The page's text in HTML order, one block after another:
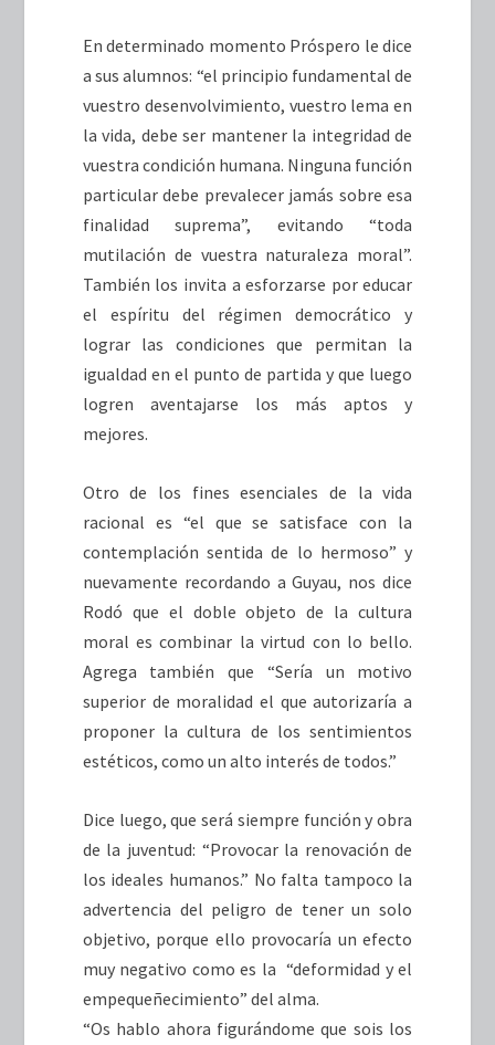
En determinado momento Próspero le dice
a sus alumnos: “el principio fundamental de
vuestro desenvolvimiento, vuestro lema en
la vida, debe ser mantener la integridad de
vuestra condición humana. Ninguna función
particular debe prevalecer jamás sobre esa
finalidad suprema”, evitando “toda
mutilación de vuestra naturaleza moral”.
También los invita a esforzarse por educar
el espíritu del régimen democrático y
lograr las condiciones que permitan la
igualdad en el punto de partida y que luego
logren aventajarse los más aptos y
mejores.
Otro de los fines esenciales de la vida
racional es “el que se satisface con la
contemplación sentida de lo hermoso” y
nuevamente recordando a Guyau, nos dice
Rodó que el doble objeto de la cultura
moral es combinar la virtud con lo bello.
Agrega también que “Sería un motivo
superior de moralidad el que autorizaría a
proponer la cultura de los sentimientos
estéticos, como un alto interés de todos.”
Dice luego, que será siempre función y obra
de la juventud: “Provocar la renovación de
los ideales humanos.” No falta tampoco la
advertencia del peligro de tener un solo
objetivo, porque ello provocaría un efecto
muy negativo como es la “deformidad y el
empequeñecimiento” del alma.
“Os hablo ahora figurándome que sois los